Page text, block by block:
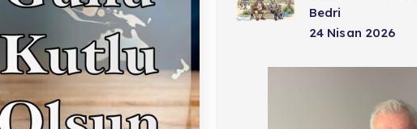
Bedri
24 Nisan 2026